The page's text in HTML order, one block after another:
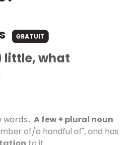
GRATUIT
little, what
words… A few + plural noun
of/a handful of", and has